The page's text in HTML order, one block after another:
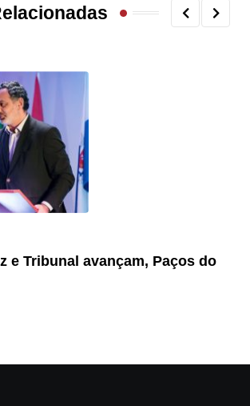
e Tribunal avançam, Paços do